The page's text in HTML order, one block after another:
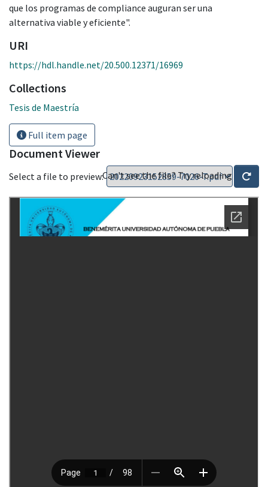
que los programas de compliance auguran ser una
alternativa viable y eficiente".
URI
https://hdl.handle.net/20.500.12371/16969
Collections
Tesis de Maestría
Full item page
Document Viewer
Select a file to preview:Can't see the file? Try reloading